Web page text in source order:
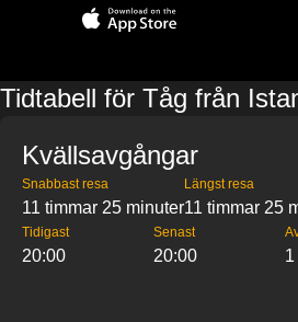
Tidtabell för Tåg från
Kvällsavgångar
Snabbast resa
11 timmar 25 minuter
Längst resa
11 timmar 25
Tidigast
20:00
Senast
20:00 1